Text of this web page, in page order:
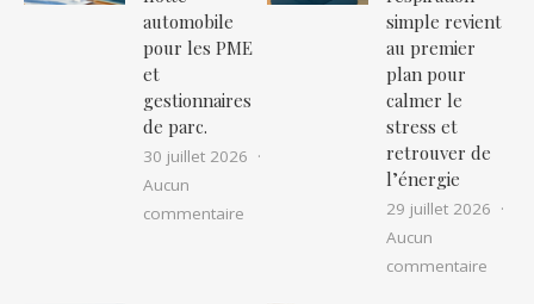
automobile
pour les PME
et
gestionnaires
de parc.
30 juillet 2026
Aucun
commentaire sur Le guide complet de
simple revient
au premier
plan pour
calmer le
stress et
retrouver de
l’énergie
29 juillet 2026
Aucun
commentaire